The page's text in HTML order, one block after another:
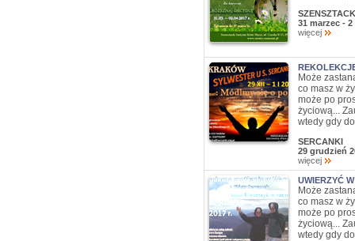
31 marzec -
więcej
Może
co masz w
może po
życiową...
wtedy gdy
SERCANKI
29 grudzień
więcej
UWIERZYĆ
Może
co masz w
może po
życiową...
wtedy gdy